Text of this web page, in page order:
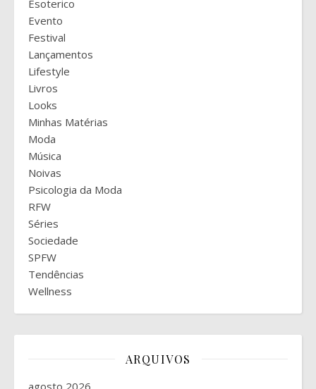
Esoterico
Evento
Festival
Lançamentos
Lifestyle
Livros
Looks
Minhas Matérias
Moda
Música
Noivas
Psicologia da Moda
RFW
Séries
Sociedade
SPFW
Tendências
Wellness
ARQUIVOS
agosto 2026